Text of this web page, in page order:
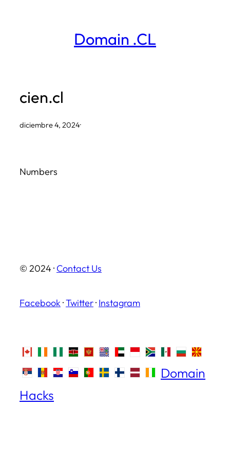
Domain .CL
cien.cl
diciembre 4, 2024·
Numbers
© 2024 · Contact Us
Facebook ·Twitter· Instagram
Domain
Hacks